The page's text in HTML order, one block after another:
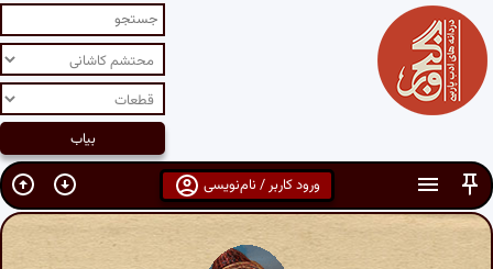
ورود کاربر / نام‌نویسی